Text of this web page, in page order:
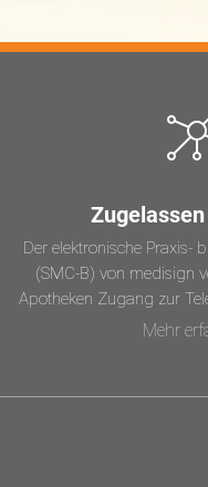
Der elektronische Praxis-
(SMC-B) von medisign
Apotheken Zugang zur
Mehr